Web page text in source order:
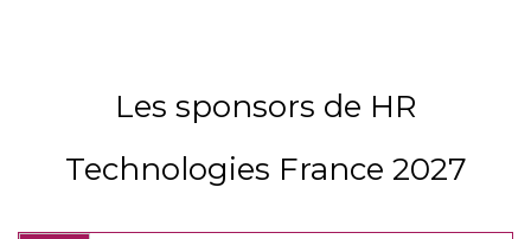
Les sponsors de HR
Technologies France 2027